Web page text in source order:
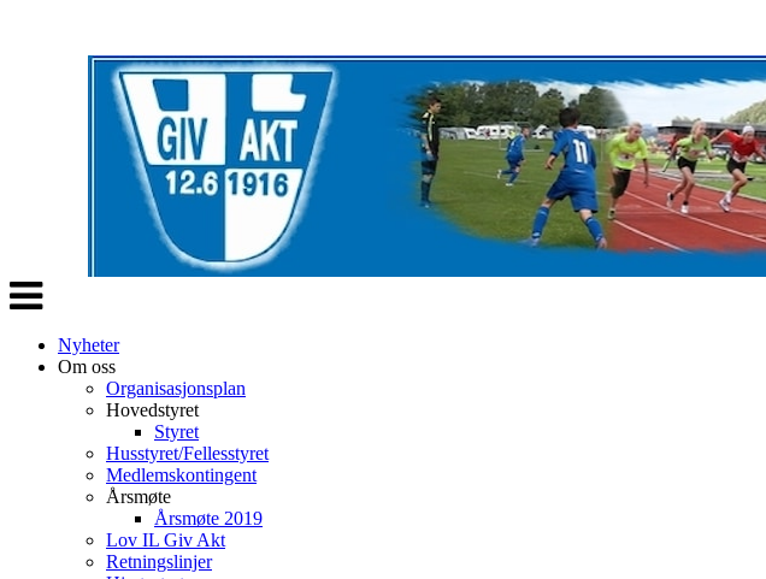
Veksle
navigasjon
Nyheter
Om oss
Organisasjonsplan
Hovedstyret
Styret
Husstyret/Fellesstyret
Medlemskontingent
Årsmøte
Årsmøte 2019
Lov IL Giv Akt
Retningslinjer